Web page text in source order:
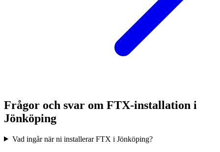
Frågor och svar om FTX-installation i
Jönköping
Vad ingår när ni installerar FTX i Jönköping?